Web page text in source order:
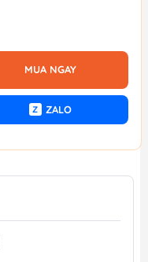
MUA NGAY
Z ZALO